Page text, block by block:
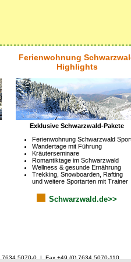
Ferienwohnung
Highlights
Exklusive Schwarzwald-Pakete
Ferienwohnung Schwarzwald
Wandertage mit Führung
Kräuterseminare
Romantiktage im Schwarzwald
Wellness & gesunde Ernährung
Trekking, Snowboarden, Rafting
und weitere Sportarten mit Trainer
Schwarzwald.de>>
5070-0 | Fax +49 (0) 7634 5070-110